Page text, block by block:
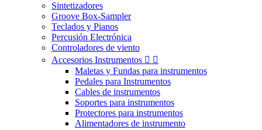
Sintetizadores
Groove Box-Sampler
Teclados y Pianos
Percusión Electrónica
Controladores de viento
Accesorios Instrumentos  
Maletas y Fundas para instrumentos
Pedales para Instrumentos
Cables de instrumentos
Soportes para instrumentos
Protectores para instrumentos
Alimentadores de instrumento